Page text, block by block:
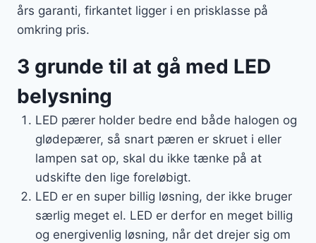
års garanti, firkantet ligger i en prisklasse på
omkring pris.
3 grunde til at gå med LED
belysning
LED pærer holder bedre end både halogen og
glødepærer, så snart pæren er skruet i eller
lampen sat op, skal du ikke tænke på at
udskifte den lige foreløbigt.
LED er en super billig løsning, der ikke bruger
særlig meget el. LED er derfor en meget billig
og energivenlig løsning, når det drejer sig om